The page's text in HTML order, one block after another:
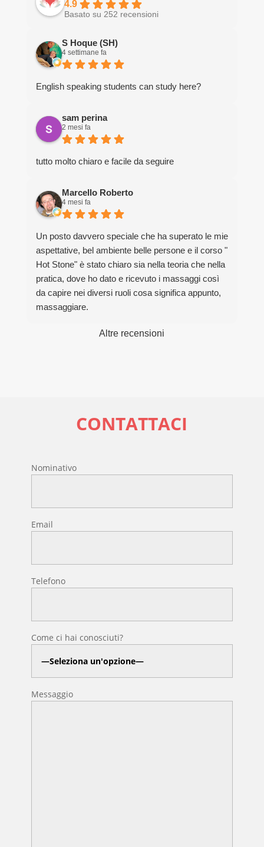
4.9
Basato su 252 recensioni
S Hoque (SH)
4 settimane fa
English speaking students can study here?
sam perina
2 mesi fa
tutto molto chiaro e facile da seguire
Marcello Roberto
4 mesi fa
Un posto davvero speciale che ha superato le mie
aspettative, bel ambiente belle persone e il corso "
Hot Stone" è stato chiaro sia nella teoria che nella
pratica, dove ho dato e ricevuto i massaggi così
da capire nei diversi ruoli cosa significa appunto,
massaggiare.
Altre recensioni
CONTATTACI
Nominativo
Email
Telefono
Come ci hai conosciuti?
Messaggio